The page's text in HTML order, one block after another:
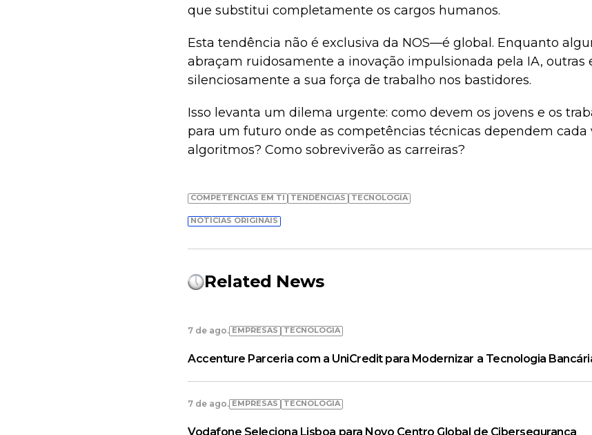
que substitui completamente os cargos humanos.
Esta tendência não é exclusiva da NOS—é global. Enquanto
abraçam ruidosamente a inovação impulsionada pela IA, outras
silenciosamente a sua força de trabalho nos bastidores.
Isso levanta um dilema urgente: como devem os jovens e os
para um futuro onde as competências técnicas dependem cada
algoritmos? Como sobreviverão as carreiras?
COMPETÊNCIAS EM TI TENDÊNCIAS TECNOLOGIA
NOTÍCIAS ORIGINAIS
Related News
7 de ago. EMPRESAS TECNOLOGIA
Accenture Parceria com a UniCredit para Modernizar a Tecnologia
7 de ago. EMPRESAS TECNOLOGIA
Vodafone Seleciona Lisboa para Novo Centro Global de Cibersegurança